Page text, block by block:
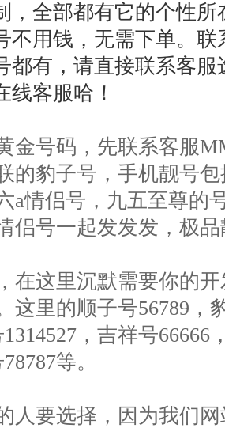
，全部都有它的个性
不用钱，无需下单。
都有，请直接联系客
线客服哈！
金号码，先联系客服
的豹子号，手机靓号
a情侣号，九五至尊的
侣号一起发发发，极
在这里沉默需要你的
这里的顺子号56789，
，吉祥号66666
等。
人要选择，因为我们